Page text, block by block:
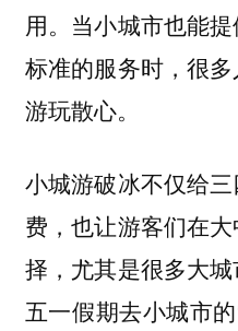
用。当小城市也能
标准的服务时，很
游玩散心。
小城游破冰不仅给
费，也让游客们在
择，尤其是很多大
五一假期去小城市